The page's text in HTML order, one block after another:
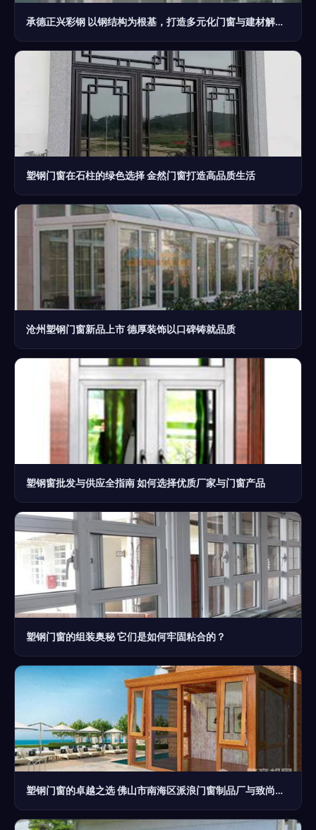
承德正兴彩钢 以钢结构为根基，打造多元化门窗与建材解决方案
塑钢门窗在石柱的绿色选择 金然门窗打造高品质生活
沧州塑钢门窗新品上市 德厚装饰以口碑铸就品质
塑钢窗批发与供应全指南 如何选择优质厂家与门窗产品
塑钢门窗的组装奥秘 它们是如何牢固粘合的？
塑钢门窗的卓越之选 佛山市南海区派浪门窗制品厂与致尚门窗品牌解析